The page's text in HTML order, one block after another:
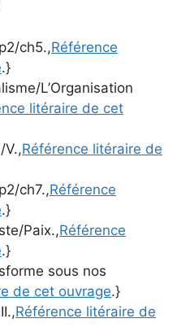
ch5.,Référence
.}
L’Organisation
litéraire de cet
V.,Référence litéraire de
ch7.,Référence
.}
Paix.,Référence
.}
sous nos
de cet ouvrage.}
Référence litéraire de